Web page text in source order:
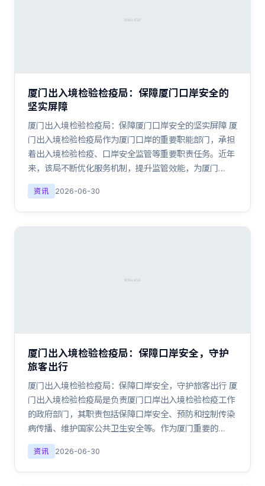
厦门出入境检验检疫局：保障厦门口岸安全的
坚实屏障
厦门出入境检验检疫局：保障厦门口岸安全的坚实屏障 厦
门出入境检验检疫局作为厦门口岸的重要职能部门，承担
着出入境检验检疫、口岸安全监管等重要职责任务。近年
来，该局不断优化服务机制，提升监管效能，为厦门…
资讯 2026-06-30
厦门出入境检验检疫局：保障口岸安全，守护
旅客出行
厦门出入境检验检疫局：保障口岸安全，守护旅客出行 厦
门出入境检验检疫局是负责厦门口岸出入境检验检疫工作
的政府部门，其职责包括保障口岸安全、预防和控制传染
病传播、维护国家公共卫生安全等。作为厦门重要的…
资讯 2026-06-30